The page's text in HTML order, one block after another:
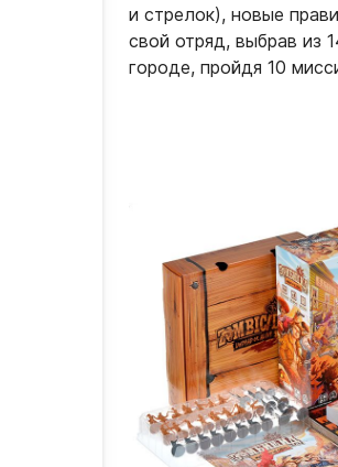
и стрелок), новые
свой отряд, выбрав из
городе, пройдя 10